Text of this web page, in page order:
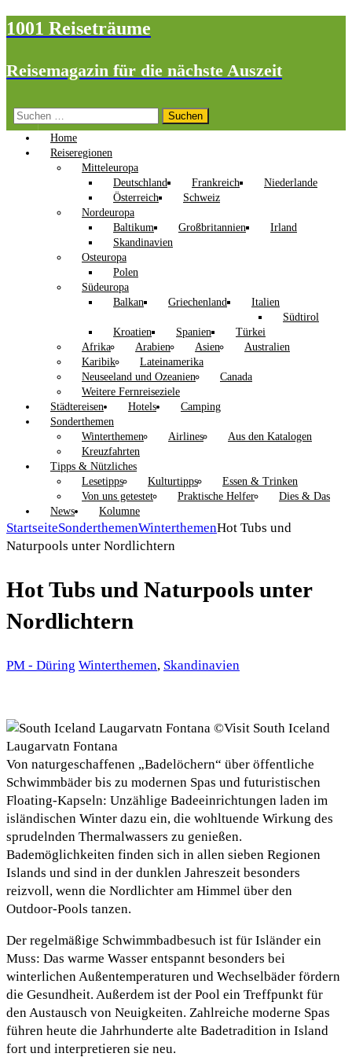
1001 Reiseträume
Reisemagazin für die nächste Auszeit
Suchen
nach:
Home
Reiseregionen
Mitteleuropa
Deutschland
Frankreich
Niederlande
Österreich
Schweiz
Nordeuropa
Baltikum
Großbritannien
Irland
Skandinavien
Osteuropa
Polen
Südeuropa
Balkan
Griechenland
Italien
Südtirol
Kroatien
Spanien
Türkei
Afrika
Arabien Asien
Australien
Karibik
Lateinamerika
Neuseeland und Ozeanien
Canada
Weitere Fernreiseziele
Städtereisen
Hotels
Camping
Sonderthemen
Winterthemen
Airlines
Aus den Katalogen
Kreuzfahrten
Tipps & Nützliches
Lesetipps
Kulturtipps
Essen & Trinken
Von uns getestet
Praktische Helfer
Dies & Das
News
Kolumne
StartseiteSonderthemenWinterthemenHot Tubs und
Naturpools unter Nordlichtern
Hot Tubs und Naturpools unter
Nordlichtern
PM - Düring Winterthemen, Skandinavien
Von naturgeschaffenen „Badelöchern“ über öffentliche
Schwimmbäder bis zu modernen Spas und futuristischen
Floating-Kapseln: Unzählige Badeeinrichtungen laden im
isländischen Winter dazu ein, die wohltuende Wirkung des
sprudelnden Thermalwassers zu genießen.
Bademöglichkeiten finden sich in allen sieben Regionen
Islands und sind in der dunklen Jahreszeit besonders
reizvoll, wenn die Nordlichter am Himmel über den
Outdoor-Pools tanzen.
Der regelmäßige Schwimmbadbesuch ist für Isländer ein
Muss: Das warme Wasser entspannt besonders bei
winterlichen Außentemperaturen und Wechselbäder fördern
die Gesundheit. Außerdem ist der Pool ein Treffpunkt für
den Austausch von Neuigkeiten. Zahlreiche moderne Spas
führen heute die Jahrhunderte alte Badetradition in Island
fort und interpretieren sie neu.